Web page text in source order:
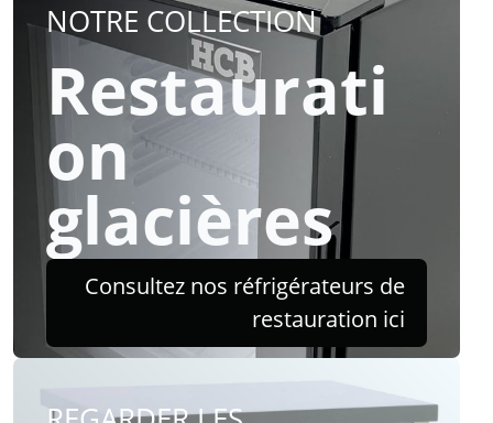
NOTRE COLLECTION
Restaurati
on
glacières
Consultez nos réfrigérateurs de
restauration ici